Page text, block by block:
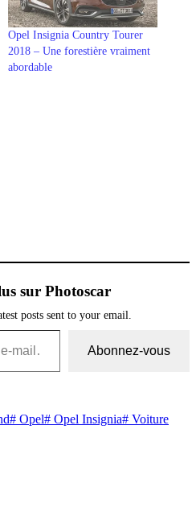
Opel Insignia Country Tourer
2018 – Une forestière vraiment
abordable
sur Photoscar
posts sent to your email.
Abonnez-vous
# Opel# Opel Insignia# Voiture